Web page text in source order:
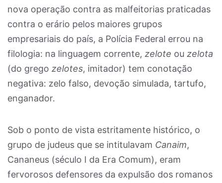
nova operação contra as malfeitorias praticadas
contra o erário pelos maiores grupos
empresariais do país, a Polícia Federal errou na
filologia: na linguagem corrente, zelote ou zelota
(do grego zelotes, imitador) tem conotação
negativa: zelo falso, devoção simulada, tartufo,
enganador.
Sob o ponto de vista estritamente histórico, o
grupo de judeus que se intitulavam Canaim,
Cananeus (século I da Era Comum), eram
fervorosos defensores da expulsão dos romanos